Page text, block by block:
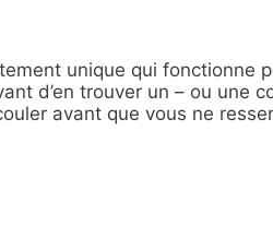
unique qui fonctionne
d’en trouver un – ou une
avant que vous ne